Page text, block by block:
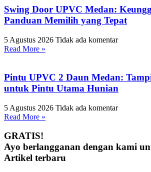
Swing Door UPVC Medan:
Panduan Memilih yang Tepat
5 Agustus 2026 Tidak ada komentar
Read More »
Pintu UPVC 2 Daun Medan:
untuk Pintu Utama Hunian
5 Agustus 2026 Tidak ada komentar
Read More »
GRATIS!
Ayo berlangganan dengan kami
Artikel terbaru